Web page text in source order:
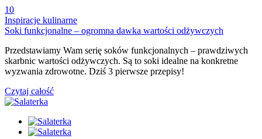
10
Inspiracje kulinarne
Soki funkcjonalne – ogromna dawka wartości odżywczych
Przedstawiamy Wam serię soków funkcjonalnych – prawdziwych
skarbnic wartości odżywczych. Są to soki idealne na konkretne
wyzwania zdrowotne. Dziś 3 pierwsze przepisy!
Czytaj całość